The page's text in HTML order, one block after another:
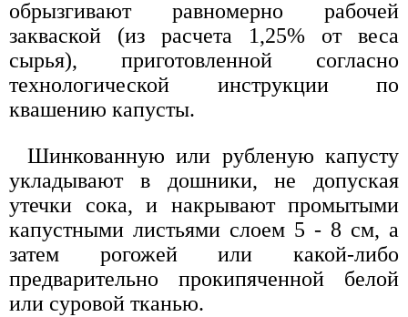
обрызгивают равномерно рабочей
закваской (из расчета 1,25% от веса
сырья), приготовленной согласно
технологической инструкции по
квашению капусты.
Шинкованную или рубленую капусту
укладывают в дошники, не допуская
утечки сока, и накрывают промытыми
капустными листьями слоем 5 - 8 см, а
затем рогожей или какой-либо
предварительно прокипяченной белой
или суровой тканью.